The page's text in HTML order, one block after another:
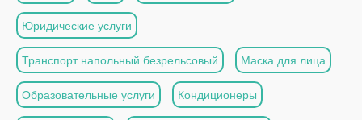
Юридические услуги
Транспорт напольный безрельсовый Маска для лица
Образовательные услуги Кондиционеры